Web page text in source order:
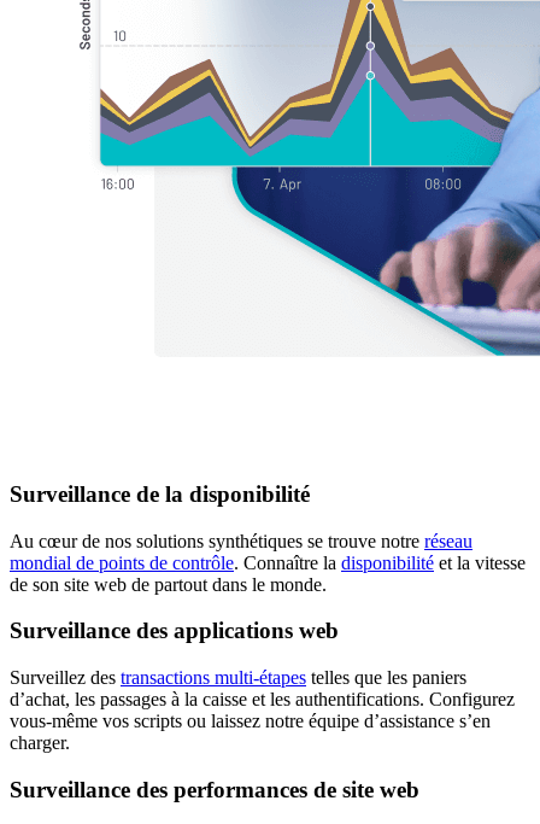
Surveillance de la disponibilité
Au cœur de nos solutions synthétiques se trouve notre réseau
mondial de points de contrôle. Connaître la disponibilité et la vitesse
de son site web de partout dans le monde.
Surveillance des applications web
Surveillez des transactions multi-étapes telles que les paniers
d’achat, les passages à la caisse et les authentifications. Configurez
vous-même vos scripts ou laissez notre équipe d’assistance s’en
charger.
Surveillance des performances de site web